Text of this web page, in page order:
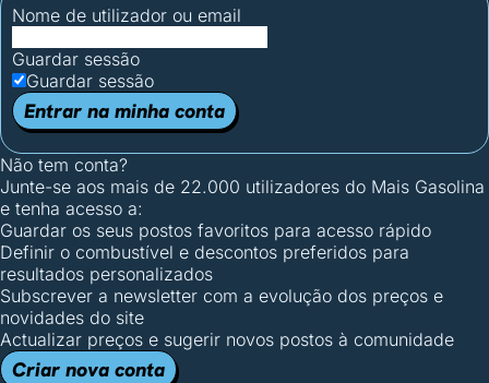
Nome de utilizador ou email
Guardar sessão
Guardar sessão
Entrar na minha conta
Não tem conta?
Junte-se aos mais de 22.000 utilizadores do Mais Gasolina
e tenha acesso a:
Guardar os seus postos favoritos para acesso rápido
Definir o combustível e descontos preferidos para
resultados personalizados
Subscrever a newsletter com a evolução dos preços e
novidades do site
Actualizar preços e sugerir novos postos à comunidade
Criar nova conta